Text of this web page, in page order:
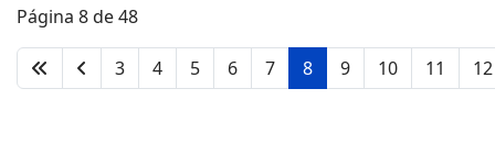
Página 8 de 48
3 4 5 6 7 8 9 10 11 12